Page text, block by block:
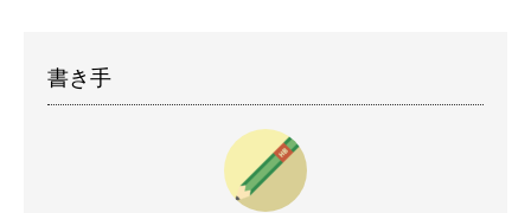
書き手